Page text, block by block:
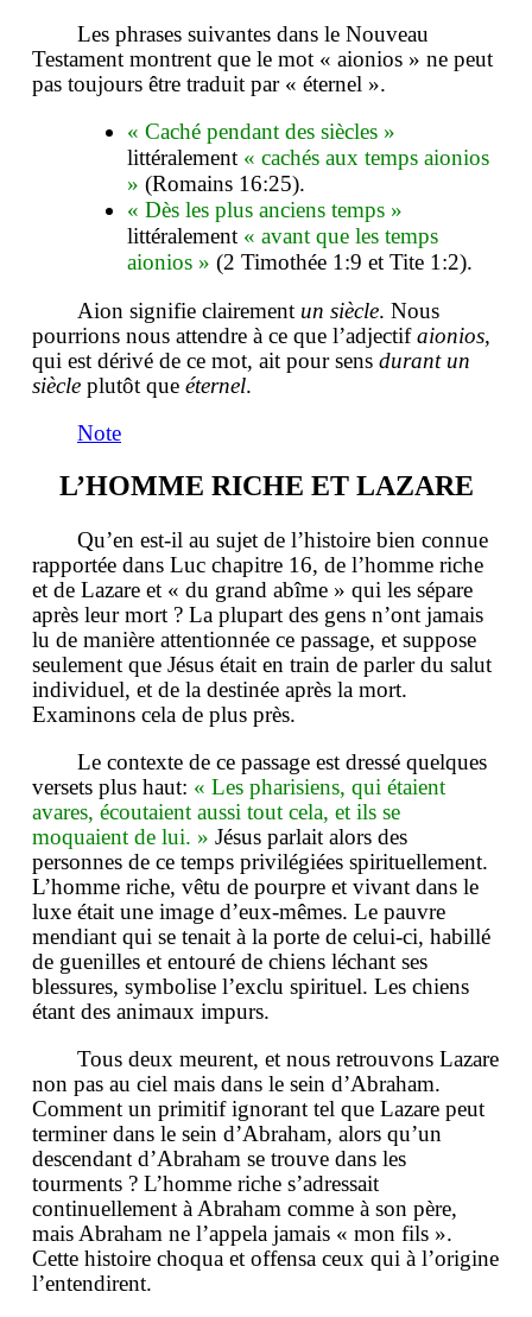
Les phrases suivantes dans le Nouveau
Testament montrent que le mot « aionios » ne peut
pas toujours être traduit par « éternel ».
« Caché pendant des siècles »
littéralement « cachés aux temps aionios
» (Romains 16:25).
« Dès les plus anciens temps »
littéralement « avant que les temps
aionios » (2 Timothée 1:9 et Tite 1:2).
Aion signifie clairement un siècle. Nous
pourrions nous attendre à ce que l’adjectifaionios,
qui est dérivé de ce mot, ait pour sens durant un
siècle plutôt que éternel.
Note
L’HOMME RICHE ET LAZARE
Qu’en est-il au sujet de l’histoire bien connue
rapportée dans Luc chapitre 16, de l’homme riche
et de Lazare et « du grand abîme » qui les sépare
après leur mort ? La plupart des gens n’ont jamais
lu de manière attentionnée ce passage, et suppose
seulement que Jésus était en train de parler du salut
individuel, et de la destinée après la mort.
Examinons cela de plus près.
Le contexte de ce passage est dressé quelques
versets plus haut: « Les pharisiens, qui étaient
avares, écoutaient aussi tout cela, et ils se
moquaient de lui. » Jésus parlait alors des
personnes de ce temps privilégiées spirituellement.
L’homme riche, vêtu de pourpre et vivant dans le
luxe était une image d’eux-mêmes. Le pauvre
mendiant qui se tenait à la porte de celui-ci, habillé
de guenilles et entouré de chiens léchant ses
blessures, symbolise l’exclu spirituel. Les chiens
étant des animaux impurs.
Tous deux meurent, et nous retrouvons Lazare
non pas au ciel mais dans le sein d’Abraham.
Comment un primitif ignorant tel que Lazare peut
terminer dans le sein d’Abraham, alors qu’un
descendant d’Abraham se trouve dans les
tourments ? L’homme riche s’adressait
continuellement à Abraham comme à son père,
mais Abraham ne l’appela jamais « mon fils ».
Cette histoire choqua et offensa ceux qui à l’origine
l’entendirent.